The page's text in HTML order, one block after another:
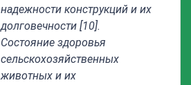
надежности конструкций и их
долговечности [10].
Состояние здоровья
сельскохозяйственных
животных и их